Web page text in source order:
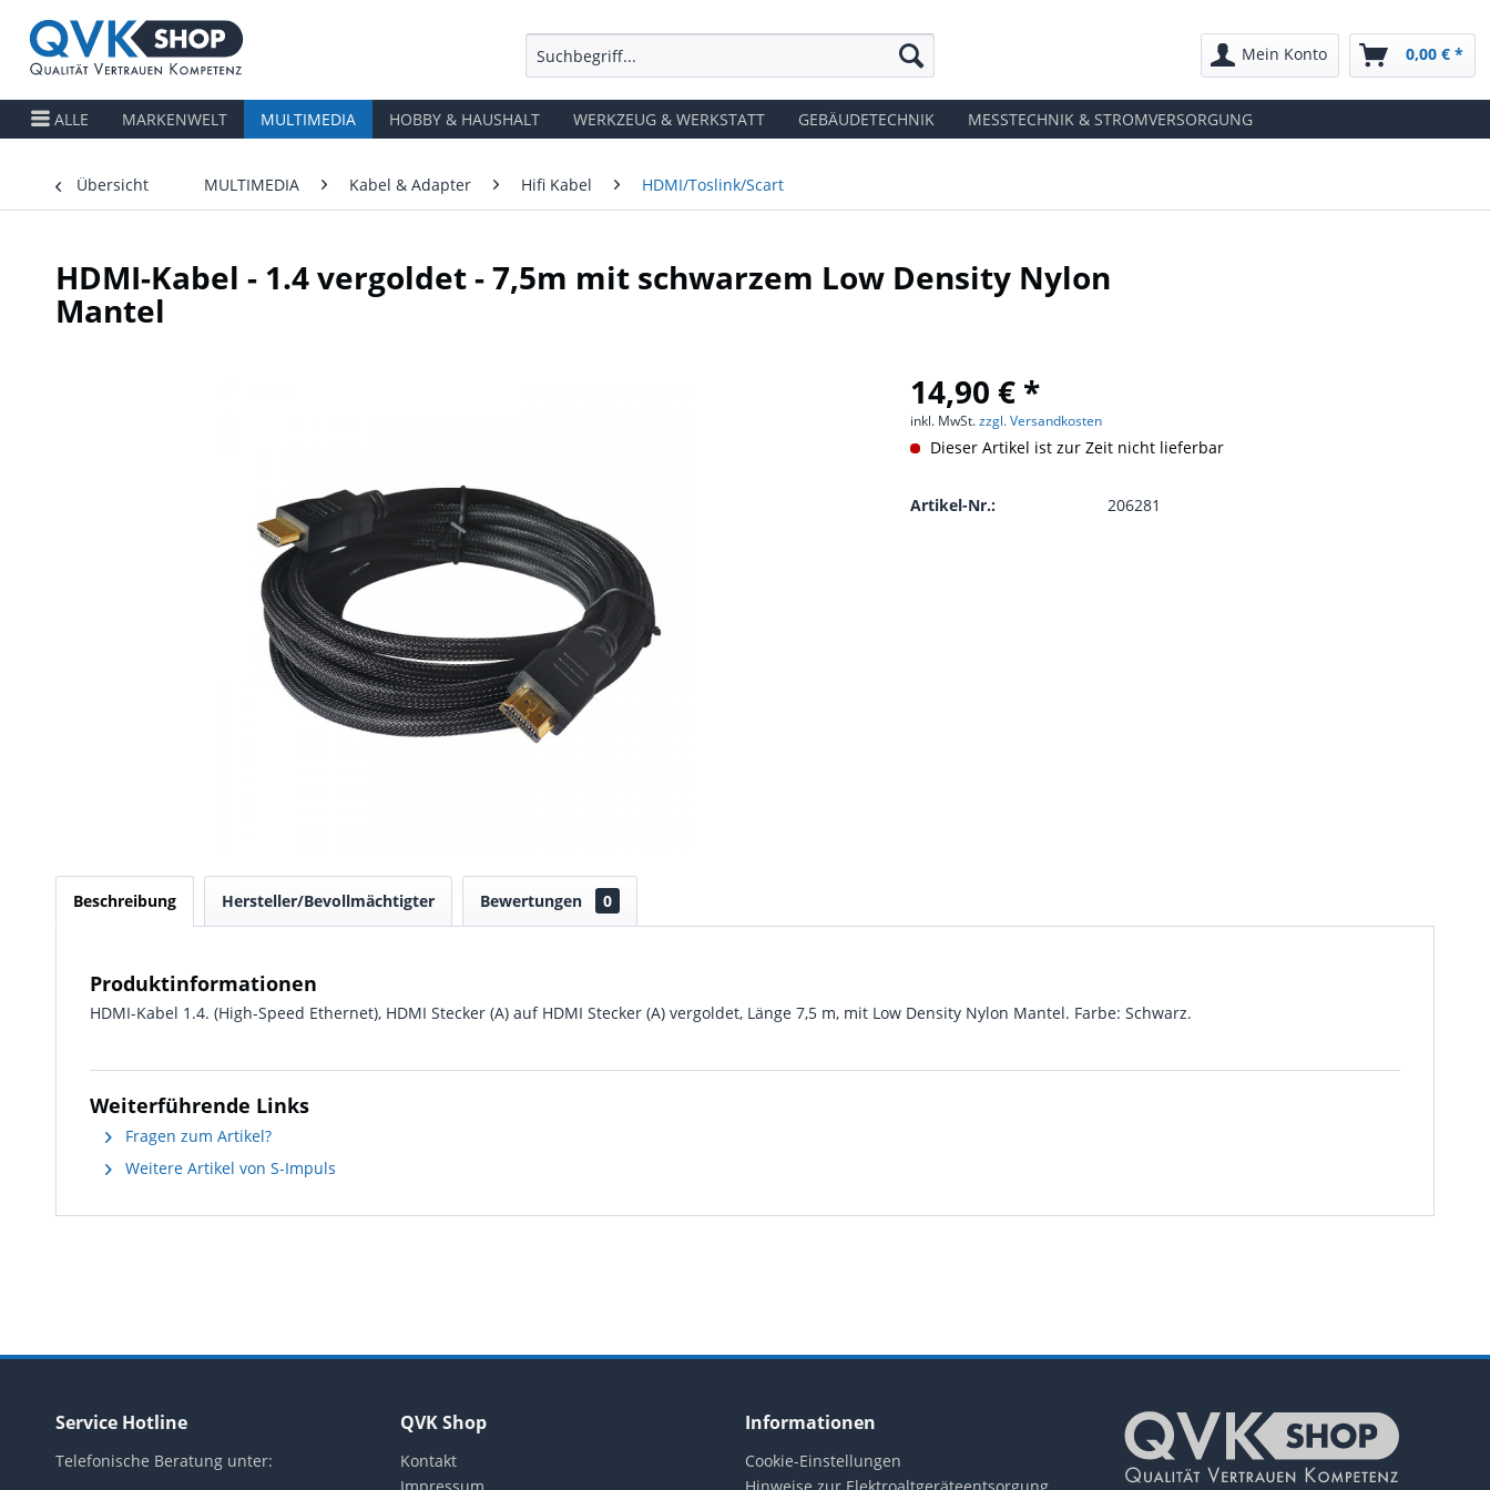
Mein Konto 0,00 € *
ALLE MARKENWELT MULTIMEDIA HOBBY & HAUSHALT WERKZEUG & WERKSTATT GEBÄUDETECHNIK MESSTECHNIK & STROMVERSORGUNG
Übersicht MULTIMEDIA Kabel & Adapter Hifi Kabel HDMI/Toslink/Scart
HDMI-Kabel - 1.4 vergoldet - 7,5m mit schwarzem Low Density Nylon
Mantel
14,90 € *
inkl. MwSt.zzgl. Versandkosten
Dieser Artikel ist zur Zeit nicht lieferbar
Artikel-Nr.: 206281
Beschreibung Hersteller/Bevollmächtigter Bewertungen 0
Produktinformationen
HDMI-Kabel 1.4. (High-Speed Ethernet), HDMI Stecker (A) auf HDMI Stecker (A) vergoldet, Länge 7,5 m, mit Low Density Nylon Mantel. Farbe: Schwarz.
Weiterführende Links
Fragen zum Artikel?
Weitere Artikel von S-Impuls
Service Hotline
Telefonische Beratung unter:
QVK Shop
Kontakt
Informationen
Cookie-Einstellungen